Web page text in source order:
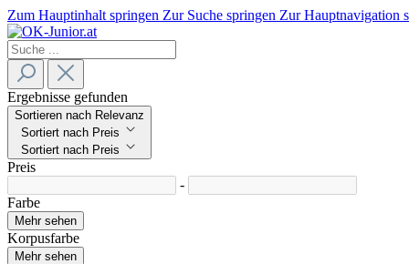
Zum Hauptinhalt springen Zur Suche springen Zur Hauptnavigation
Ergebnisse gefunden
Sortieren nach Relevanz
Sortiert nach Preis
Sortiert nach Preis
Preis
-
Farbe
Mehr sehen
Korpusfarbe
Mehr sehen